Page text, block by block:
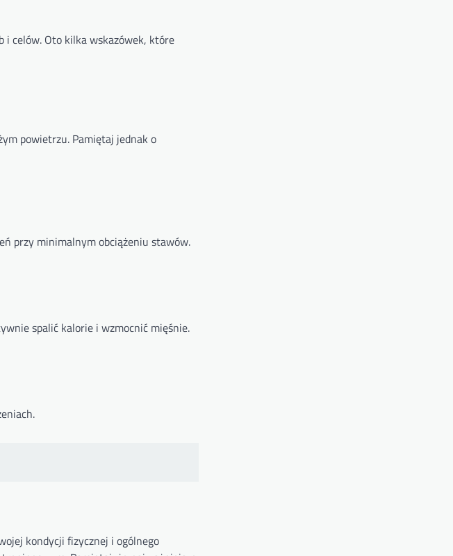
i celów. Oto kilka wskazówek, które
powietrzu. Pamiętaj jednak o
przy minimalnym obciążeniu stawów.
spalić kalorie i wzmocnić mięśnie.
kondycji fizycznej i ogólnego